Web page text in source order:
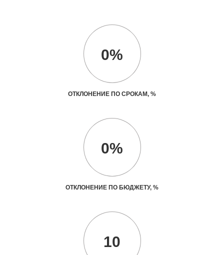
0%
ОТКЛОНЕНИЕ ПО СРОКАМ, %
0%
ОТКЛОНЕНИЕ ПО БЮДЖЕТУ, %
10